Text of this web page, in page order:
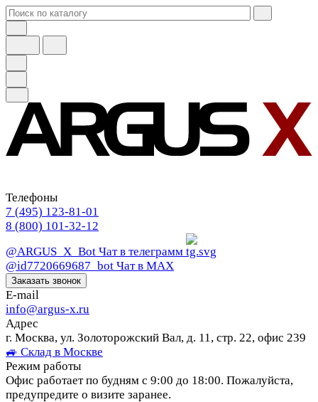
Телефоны
7 (495) 123-81-01
8 (800) 101-32-12
@ARGUS_X_Bot Чат в телеграмм
@id7720669687_bot Чат в МАХ
Заказать звонок
E-mail
info@argus-x.ru
Адрес
г. Москва, ул. Золоторожский Вал, д. 11, стр. 22, офис 239
🚙 Склад в Москве
Режим работы
Офис работает по будням с 9:00 до 18:00. Пожалуйста,
предупредите о визите заранее.